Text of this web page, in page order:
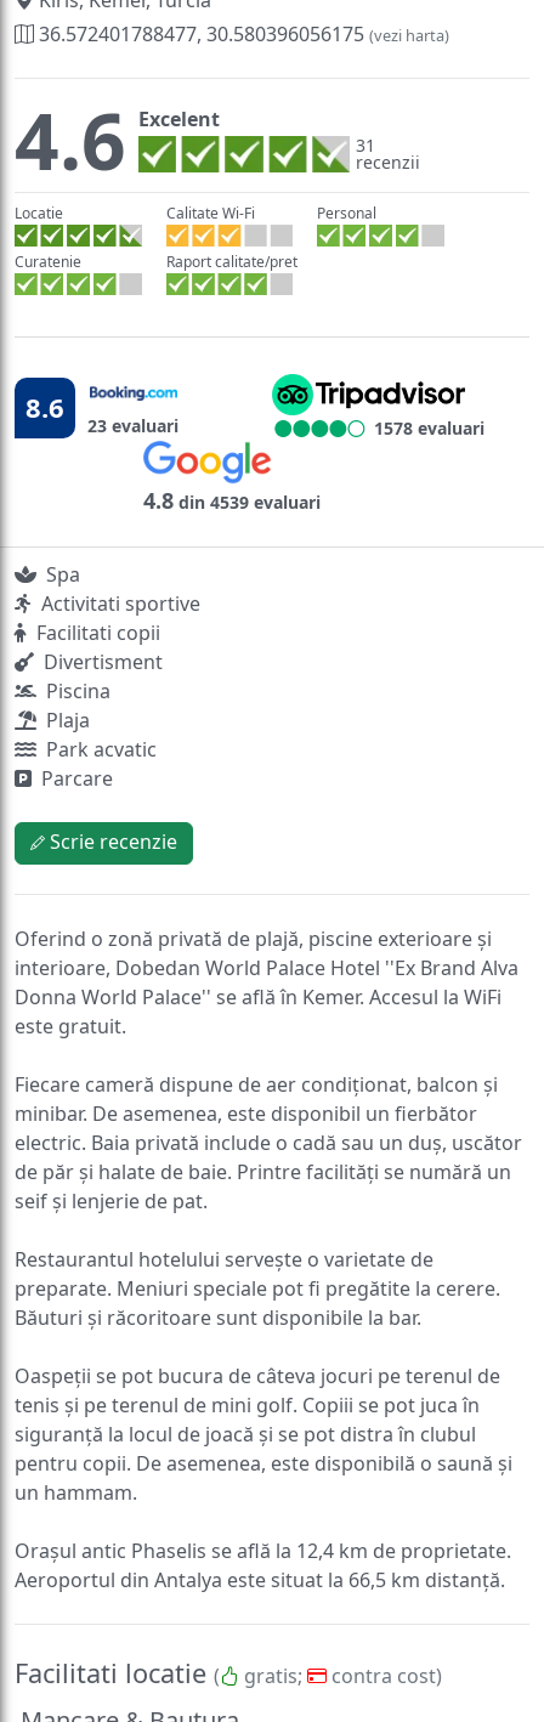
36.572401788477, 30.580396056175 (vezi harta)
4.6 Excelent
31
recenzii
Locatie Calitate Wi-Fi Personal
Curatenie Raport calitate/pret
8.6 23 evaluari 1578 evaluari
4.8 din 4539 evaluari
Spa
Activitati sportive
Facilitati copii
Divertisment
Piscina
Plaja
Park acvatic
Parcare
Scrie recenzie
Oferind o zonă privată de plajă, piscine exterioare și
interioare, Dobedan World Palace Hotel ''Ex Brand Alva
Donna World Palace'' se află în Kemer. Accesul la WiFi
este gratuit.
Fiecare cameră dispune de aer condiționat, balcon și
minibar. De asemenea, este disponibil un fierbător
electric. Baia privată include o cadă sau un duș, uscător
de păr și halate de baie. Printre facilități se numără un
seif și lenjerie de pat.
Restaurantul hotelului servește o varietate de
preparate. Meniuri speciale pot fi pregătite la cerere.
Băuturi și răcoritoare sunt disponibile la bar.
Oaspeții se pot bucura de câteva jocuri pe terenul de
tenis și pe terenul de mini golf. Copiii se pot juca în
siguranță la locul de joacă și se pot distra în clubul
pentru copii. De asemenea, este disponibilă o saună și
un hammam.
Orașul antic Phaselis se află la 12,4 km de proprietate.
Aeroportul din Antalya este situat la 66,5 km distanță.
Facilitati locatie ( gratis; contra cost)